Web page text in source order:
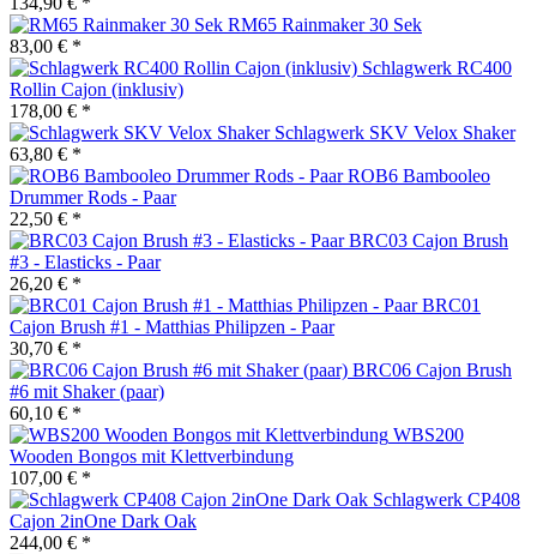
RM65 Rainmaker 30 Sek
83,00 € *
Schlagwerk RC400
Rollin Cajon (inklusiv)
178,00 € *
Schlagwerk SKV Velox Shaker
63,80 € *
ROB6 Bambooleo
Drummer Rods - Paar
22,50 € *
BRC03 Cajon Brush
#3 - Elasticks - Paar
26,20 € *
BRC01
Cajon Brush #1 - Matthias Philipzen - Paar
30,70 € *
BRC06 Cajon Brush
#6 mit Shaker (paar)
60,10 € *
WBS200
Wooden Bongos mit Klettverbindung
107,00 € *
Schlagwerk CP408
Cajon 2inOne Dark Oak
244,00 € *